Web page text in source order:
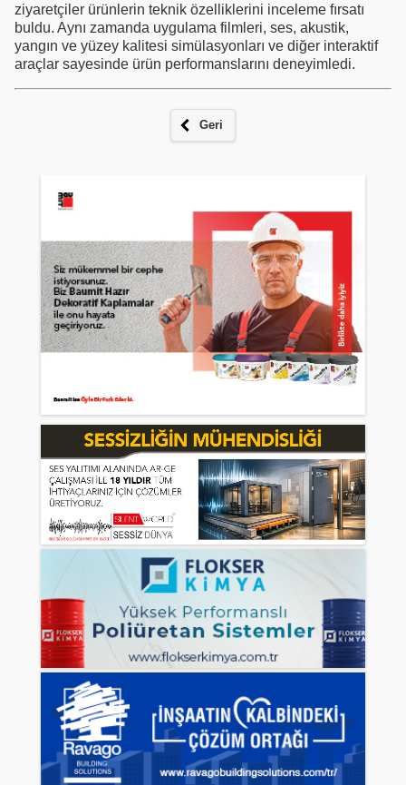
ziyaretçiler ürünlerin teknik özelliklerini inceleme fırsatı
buldu. Aynı zamanda uygulama filmleri, ses, akustik,
yangın ve yüzey kalitesi simülasyonları ve diğer interaktif
araçlar sayesinde ürün performanslarını deneyimledi.
Geri